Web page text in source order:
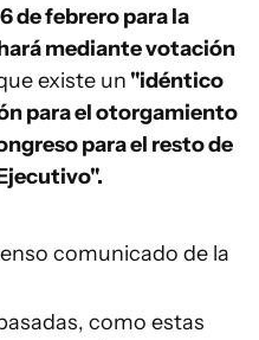
de febrero para la
mediante votación
existe un "idéntico
para el otorgamiento
para el resto de
comunicado de la
como estas